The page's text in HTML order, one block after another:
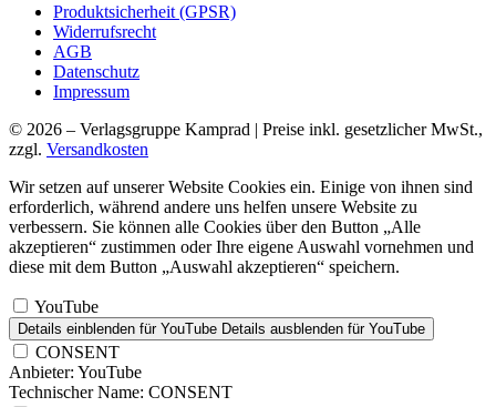
Produktsicherheit (GPSR)
Widerrufsrecht
AGB
Datenschutz
Impressum
© 2026 – Verlagsgruppe Kamprad | Preise inkl. gesetzlicher MwSt.,
zzgl. Versandkosten
Wir setzen auf unserer Website Cookies ein. Einige von ihnen sind
erforderlich, während andere uns helfen unsere Website zu
verbessern. Sie können alle Cookies über den Button „Alle
akzeptieren“ zustimmen oder Ihre eigene Auswahl vornehmen und
diese mit dem Button „Auswahl akzeptieren“ speichern.
YouTube
Details einblenden für YouTube Details ausblenden für YouTube
CONSENT
Anbieter: YouTube
Technischer Name: CONSENT